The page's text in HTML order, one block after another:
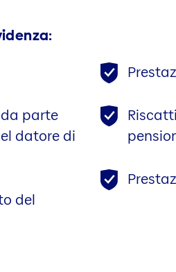
parte
datore di
del